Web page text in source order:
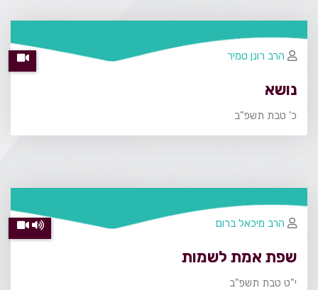
נושא
כ' טבת תשפ"ב
הרב רונן טמיר
שפת אמת לשמות
י"ט טבת תשפ"ב
הרב מיכאל ברום